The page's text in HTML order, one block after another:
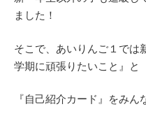
ました！
そこで、あいりんご１では
学期に頑張りたいこと』と
『自己紹介カード』をみ